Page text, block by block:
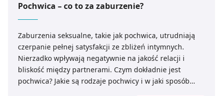
Pochwica – co to za zaburzenie?
Zaburzenia seksualne, takie jak pochwica, utrudniają
czerpanie pełnej satysfakcji ze zbliżeń intymnych.
Nierzadko wpływają negatywnie na jakość relacji i
bliskość między partnerami. Czym dokładnie jest
pochwica? Jakie są rodzaje pochwicy i w jaki sposób